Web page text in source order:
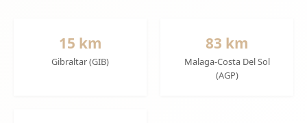
15 km
Gibraltar (GIB)
83 km
Malaga-Costa Del Sol
(AGP)